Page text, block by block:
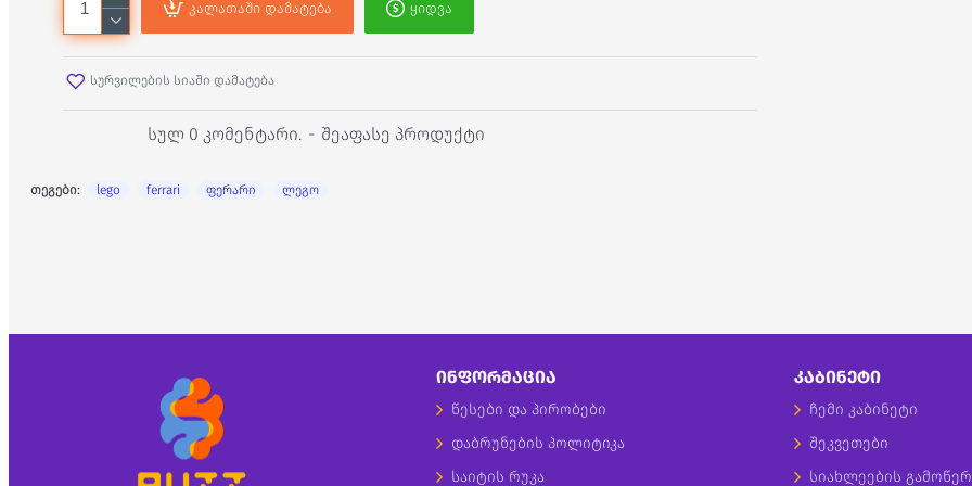
სულ 0 კომენტარი. - შეაფასე პროდუქტი
კალათაში დამატება ყიდვა
სურვილების სიაში დამატება
თეგები: lego ferrari ფერარი ლეგო
ᲘᲜᲤᲝᲠᲛᲐᲪᲘᲐ
წესები და პირობები
დაბრუნების პოლიტიკა
საიტის რუკა
ᲙᲐᲑᲘᲜᲔᲢᲘ
ჩემი კაბინეტი
შეკვეთები
სიახლეების